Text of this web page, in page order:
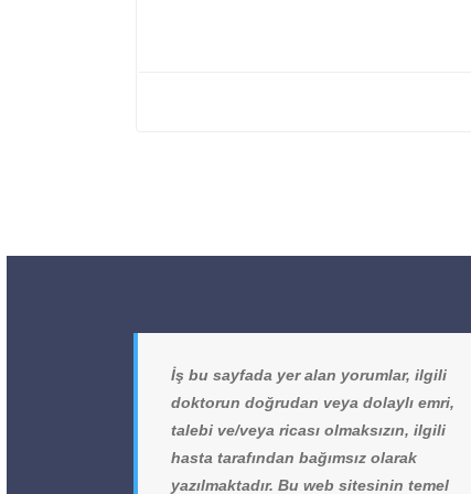
İş bu sayfada yer alan yorumlar, ilgili
doktorun doğrudan veya dolaylı emri,
talebi ve/veya ricası olmaksızın, ilgili
hasta tarafından bağımsız olarak
yazılmaktadır. Bu web sitesinin temel